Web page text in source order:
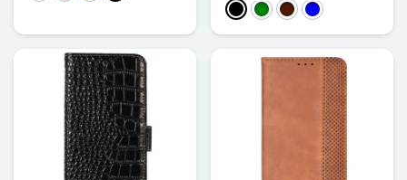
Schwarz
GrünDunkelbraun
Blau